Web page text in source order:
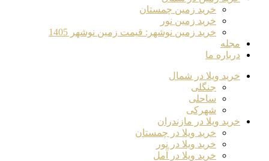
خرید زمین چمستان
خرید زمین نور
خرید زمین نوشهر: قیمت زمین نوشهر 1405
مجله
درباره ما
خرید ویلا در شمال
جنگلی
ساحلی
شهرکی
خرید ویلا در مازندران
خرید ویلا در چمستان
خرید ویلا در نور
خرید ویلا در آمل